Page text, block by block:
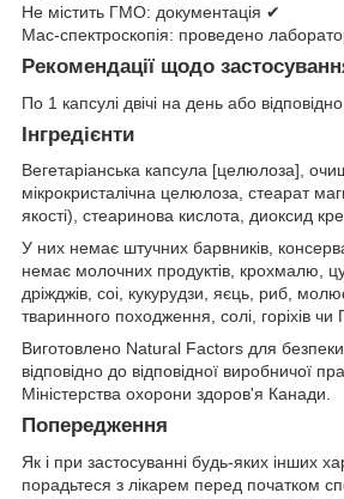
Не містить ГМО: документація ✔
Мас-спектроскопія: проведено
Рекомендації щодо
По 1 капсулі двічі на день або відповідно
Інгредієнти
Вегетаріанська капсула [целюлоза],
мікрокристалічна целюлоза, стеарат
якості), стеаринова кислота, диоксид
У них немає штучних барвників,
немає молочних продуктів, крохмалю,
дріжджів, соі, кукурудзи, яєць, риб,
тваринного походження, солі, горіхів
Виготовлено Natural Factors для безпеки
відповідно до відповідної виробничої
Міністерства охорони здоров'я Канади.
Попередження
Як і при застосуванні будь-яких інших
порадьтеся з лікарем перед початком